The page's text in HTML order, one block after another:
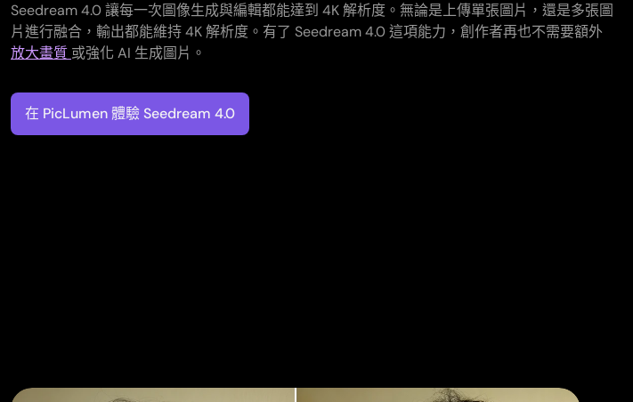
Seedream 4.0 讓每一次圖像生成與編輯都能達到 4K 解析度。無論是上傳單張圖片，還是多張圖
片進行融合，輸出都能維持 4K 解析度。有了 Seedream 4.0 這項能力，創作者再也不需要額外
放大畫質 或強化 AI 生成圖片。
在 PicLumen 體驗 Seedream 4.0